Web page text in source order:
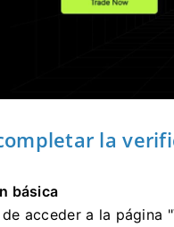
la
básica
de acceder a la